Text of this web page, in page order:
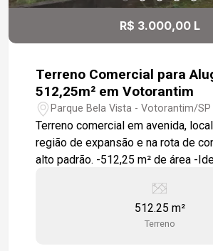
R$ 3.000,00 L
Terreno Comercial para
512,25m² em Votorantim
Parque Bela Vista - Votorantim/SP
Terreno comercial em avenida,
região de expansão e na rota de
alto padrão. -512,25 m² de área -Ideal para
oportunidade para investir ou
512.25 m²
Terreno